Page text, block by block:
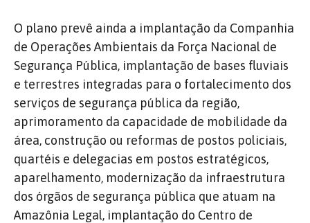
O plano prevê ainda a implantação da Companhia
de Operações Ambientais da Força Nacional de
Segurança Pública, implantação de bases fluviais
e terrestres integradas para o fortalecimento dos
serviços de segurança pública da região,
aprimoramento da capacidade de mobilidade da
área, construção ou reformas de postos policiais,
quartéis e delegacias em postos estratégicos,
aparelhamento, modernização da infraestrutura
dos órgãos de segurança pública que atuam na
Amazônia Legal, implantação do Centro de